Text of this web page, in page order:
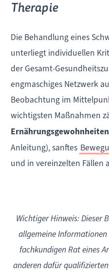
Therapie
Die Behandlung eines
unterliegt individuellen
der Gesamt-
engmaschiges Netzwerk
Beobachtung im
wichtigsten Maßnahmen
Ernährungsgewohnheiten
Anleitung), sanftes
und in vereinzelten Fällen
Wichtiger Hinweis: Dieser
allgemeine
fachkundigen Rat eines
anderen dafür